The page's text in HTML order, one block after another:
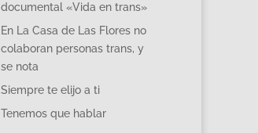
documental «Vida en trans»
En La Casa de Las Flores no
colaboran personas trans, y
se nota
Siempre te elijo a ti
Tenemos que hablar